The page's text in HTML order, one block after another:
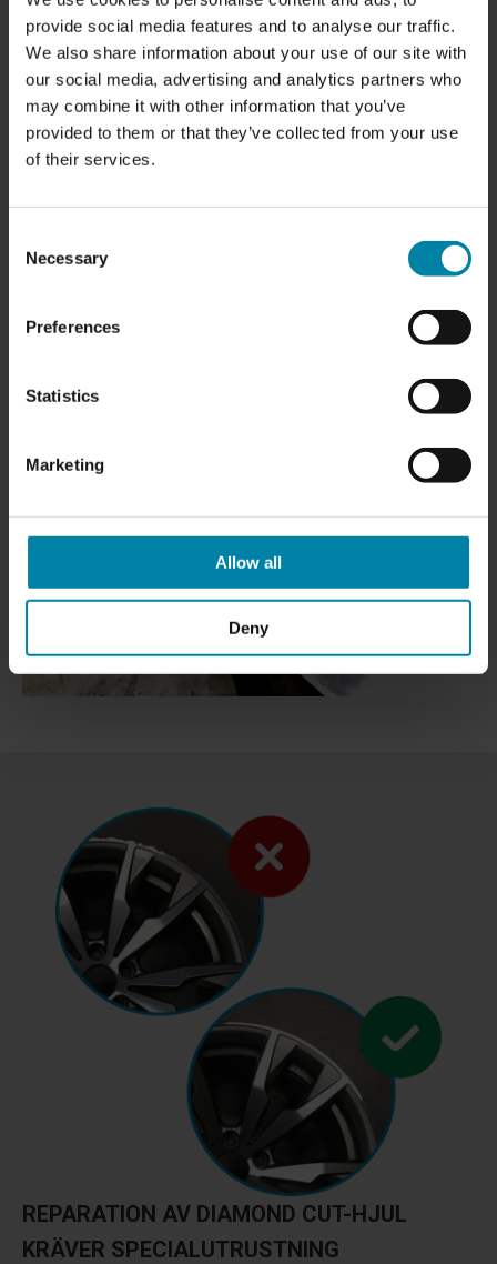
provide social media features and to analyse our traffic.
We also share information about your use of our site with
our social media, advertising and analytics partners who
may combine it with other information that you’ve
provided to them or that they’ve collected from your use
of their services.
Selection
Necessary
Preferences
Statistics
Marketing
Allow all
Deny
Diamond Cut-fälgar är vanligtvis mer utsatta för skador
eftersom aluminiumet är så exponerat. Bara en enda skada
syns tydligt på den spegelblanka ytan. Lyckligtvis kan
skador som hack eller djupa repor repareras genom att
skära bort ett tunt lager från fälgens yta, vilket återställer
aluminiumets spegelblanka yta.
Vi erbjuder fleraolika typer av reparationer av
reparationsmetod för Diamond Cut-fälgar. Om du har en
lackerad reparation av legeringshjul istället
, vilket också är
REPARATION AV DIAMOND CUT-HJUL
KRÄVER SPECIALUTRUSTNING